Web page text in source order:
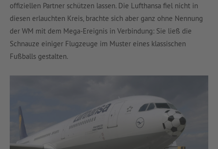
offiziellen Partner schützen lassen. Die Lufthansa fiel nicht in
diesen erlauchten Kreis, brachte sich aber ganz ohne Nennung
der WM mit dem Mega-Ereignis in Verbindung: Sie ließ die
Schnauze einiger Flugzeuge im Muster eines klassischen
Fußballs gestalten.